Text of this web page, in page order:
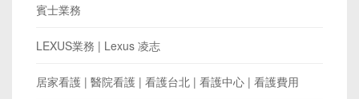
賓士業務
LEXUS業務 | Lexus 凌志
居家看護 | 醫院看護 | 看護台北 | 看護中心 | 看護費用